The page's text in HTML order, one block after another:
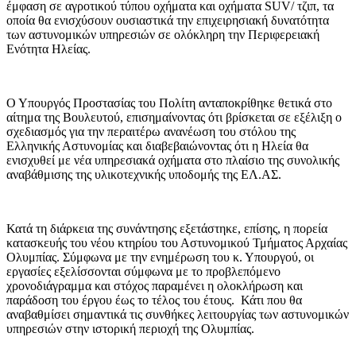
έμφαση σε αγροτικού τύπου οχήματα και οχήματα SUV/ τζιπ, τα
οποία θα ενισχύσουν ουσιαστικά την επιχειρησιακή δυνατότητα
των αστυνομικών υπηρεσιών σε ολόκληρη την Περιφερειακή
Ενότητα Ηλείας.
Ο Υπουργός Προστασίας του Πολίτη ανταποκρίθηκε θετικά στο
αίτημα της Βουλευτού, επισημαίνοντας ότι βρίσκεται σε εξέλιξη ο
σχεδιασμός για την περαιτέρω ανανέωση του στόλου της
Ελληνικής Αστυνομίας και διαβεβαιώνοντας ότι η Ηλεία θα
ενισχυθεί με νέα υπηρεσιακά οχήματα στο πλαίσιο της συνολικής
αναβάθμισης της υλικοτεχνικής υποδομής της ΕΛ.ΑΣ.
Κατά τη διάρκεια της συνάντησης εξετάστηκε, επίσης, η πορεία
κατασκευής του νέου κτηρίου του Αστυνομικού Τμήματος Αρχαίας
Ολυμπίας. Σύμφωνα με την ενημέρωση του κ. Υπουργού, οι
εργασίες εξελίσσονται σύμφωνα με το προβλεπόμενο
χρονοδιάγραμμα και στόχος παραμένει η ολοκλήρωση και
παράδοση του έργου έως το τέλος του έτους. Κάτι που θα
αναβαθμίσει σημαντικά τις συνθήκες λειτουργίας των αστυνομικών
υπηρεσιών στην ιστορική περιοχή της Ολυμπίας.